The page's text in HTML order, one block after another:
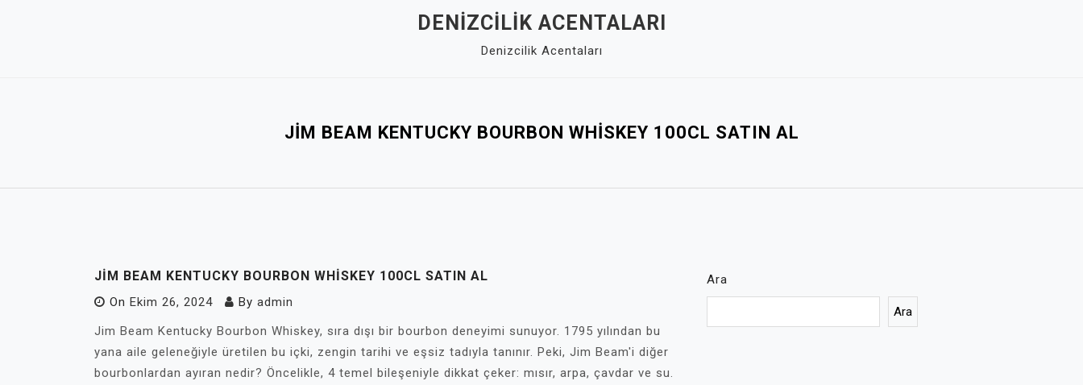
DENIZCILIK ACENTALARI
Denizcilik Acentaları
JIM BEAM KENTUCKY BOURBON WHISKEY 100CL SATIN AL
JIM BEAM KENTUCKY BOURBON WHISKEY 100CL SATIN AL
On Ekim 26, 2024 By admin
Jim Beam Kentucky Bourbon Whiskey, sıra dışı bir bourbon deneyimi sunuyor. 1795 yılından bu
yana aile geleneğiyle üretilen bu içki, zengin tarihi ve eşsiz tadıyla tanınır. Peki, Jim Beam'i diğer
bourbonlardan ayıran nedir? Öncelikle, 4 temel bileşeniyle dikkat çeker: mısır, arpa, çavdar ve su.
Ara
Ara